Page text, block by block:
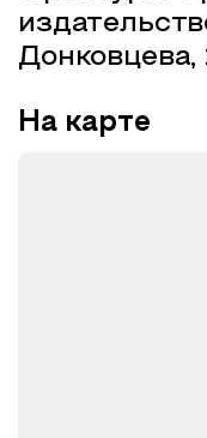
Донковцева,
На карте